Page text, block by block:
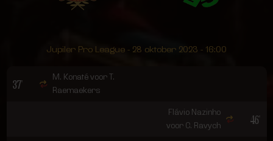
Jupiler Pro League - 28 oktober 2023 - 16:00
37'
M. Konaté voor T.
Raemaekers
46'
Flávio Nazinho
voor C. Ravych